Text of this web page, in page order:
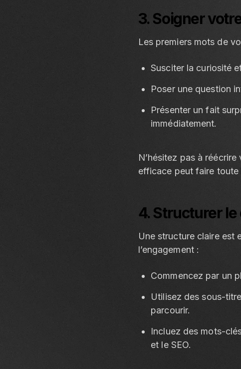
3. Soigner
Les premiers mots de
Susciter la curiosité
Poser une question
Présenter un fait
immédiatement.
N’hésitez pas à
efficace peut faire toute
4. Structurer
Une structure claire est
l’engagement :
Commencez par un
Utilisez des sous-
parcourir.
Incluez des mots-
et le SEO.